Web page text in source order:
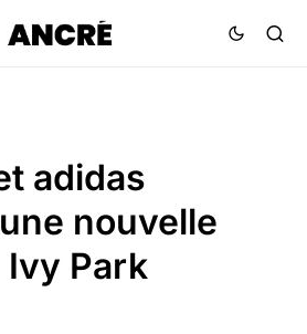
adidas
nouvelle
Park